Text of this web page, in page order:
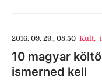
2016. 09. 29., 08:50 Kult,
10 magyar
ismerned kell